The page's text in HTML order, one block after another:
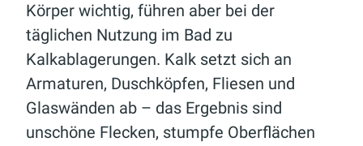
Körper wichtig, führen aber bei der
täglichen Nutzung im Bad zu
Kalkablagerungen. Kalk setzt sich an
Armaturen, Duschköpfen, Fliesen und
Glaswänden ab – das Ergebnis sind
unschöne Flecken, stumpfe Oberflächen